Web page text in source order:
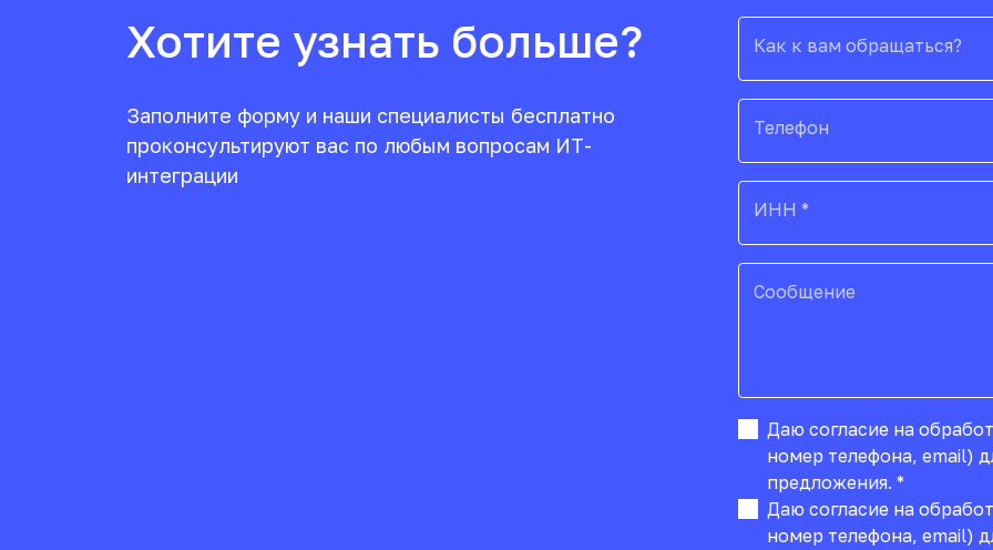
Хотите узнать больше?
Заполните форму и наши специалисты бесплатно
проконсультируют вас по любым вопросам ИТ-
интеграции
Как к вам обращаться?
Телефон
ИНН *
Сообщение
Даю согласие на
номер телефона, email)
предложения. *
Даю согласие на
номер телефона, email)